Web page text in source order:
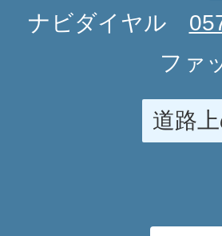
ナビダイヤル
ファ
道路